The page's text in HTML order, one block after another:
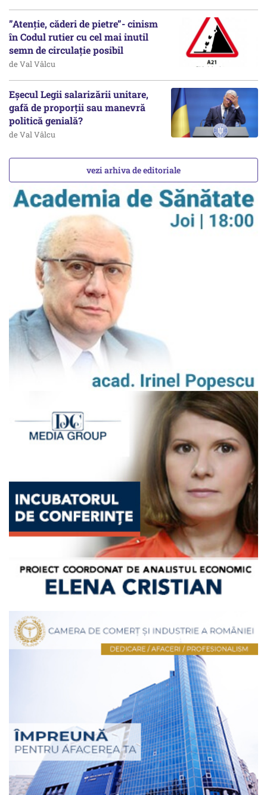
”Atenție, căderi de pietre”- cinism
în Codul rutier cu cel mai inutil
semn de circulație posibil
de Val Vâlcu
Eșecul Legii salarizării unitare,
gafă de proporții sau manevră
politică genială?
de Val Vâlcu
vezi arhiva de editoriale